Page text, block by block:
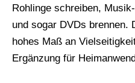
Rohlinge schreiben,
und sogar DVDs brennen.
hohes Maß an
Ergänzung für